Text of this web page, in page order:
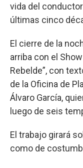
vida del
últimas cinco
El cierre de la
arriba con el
Rebelde”, con
de la Oficina de
Álvaro García,
luego de seis
El trabajo girará
como de